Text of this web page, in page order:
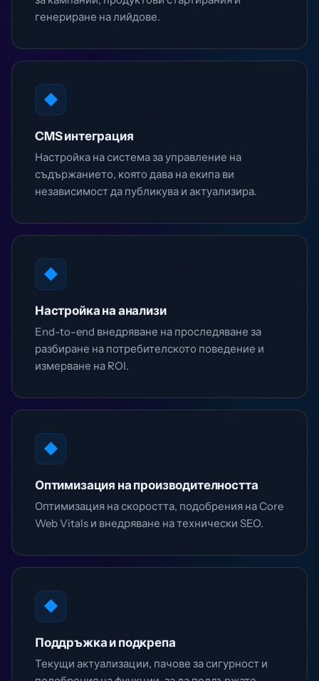
генериране на лийдове.
◆
CMS интеграция
Настройка на система за управление на
съдържанието, която дава на екипа ви
независимост да публикува и актуализира.
◆
Настройка на анализи
End-to-end внедряване на проследяване за
разбиране на потребителското поведение и
измерване на ROI.
◆
Оптимизация на производителността
Оптимизация на скоростта, подобрения на Core
Web Vitals и внедряване на технически SEO.
◆
Поддръжка и подкрепа
Текущи актуализации, пачове за сигурност и